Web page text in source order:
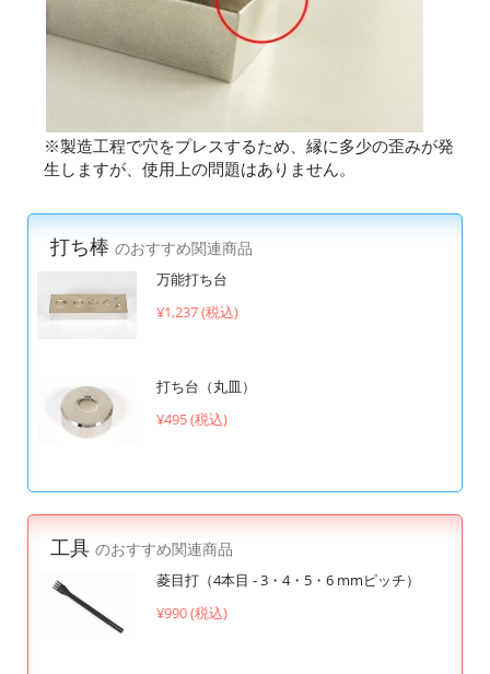
※製造工程で穴をプレスするため、縁に多少の歪みが発
生しますが、使用上の問題はありません。
打ち棒 のおすすめ関連商品
万能打ち台
¥1,237 (税込)
打ち台（丸皿）
¥495 (税込)
工具 のおすすめ関連商品
菱目打（4本目 - 3・4・5・6 mmピッチ）
¥990 (税込)